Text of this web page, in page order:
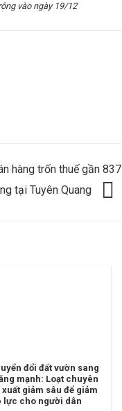
vào ngày 19/12
hàng trốn thuế gần 837
tại Tuyên Quang
đổi đất vườn sang
mạnh: Loạt chuyên
xuất giảm sâu để giảm
lực cho người dân